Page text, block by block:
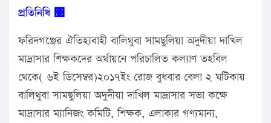
প্রতিনিধি ঳
ফরিদগঞ্জের ঐতিহ্যবাহী বালিথুবা সামছুলিয়া অদুদীয়া দাখিল
মাদ্রাসার শিক্ষকদের অর্থায়নে পরিচালিত কল্যাণ তহবিল
থেকে( ৬ই ডিসেম্বর)২০১৭ইং রোজ বুধবার বেলা ২ ঘটিকায়
বালিথুবা সামছুলিয়া অদুদীয়া দাখিল মাদ্রাসার সভা কক্ষে
মাদ্রাসার ম্যানিজং কমিটি, শিক্ষক, এলাকার গণ্যমান্য,